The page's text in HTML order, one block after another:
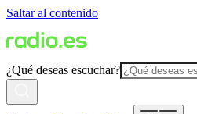
Saltar al contenido
¿Qué deseas escuchar?